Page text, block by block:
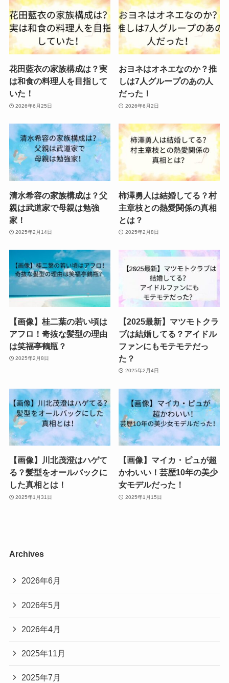
花田藍衣の家族構成は？実
は和食の料理人を目指して
いた！
2026年6月25日
おヨネはオネエなのか？推
しは7人グループのあの人
だった！
2026年6月2日
清水希容の家族構成は？父
親は武道家で母親は勉強
家！
2025年2月14日
柿澤勇人は結婚してる？村
主章枝との熱愛関係の真相
とは？
2025年2月8日
【画像】桂二葉の若い頃は
アフロ！奇抜な髪型の理由
は笑福亭鶴瓶？
2025年2月8日
【2025最新】マツモトクラ
ブは結婚してる？アイドル
ファンにもモテモテだっ
た？
2025年2月4日
【画像】川北茂澄はハゲて
る？髪型をオールバックに
した真相とは！
2025年1月31日
【画像】マイカ・ピュが超
かわいい！芸歴10年の美少
女モデルだった！
2025年1月15日
Archives
2026年6月
2026年5月
2026年4月
2025年11月
2025年7月